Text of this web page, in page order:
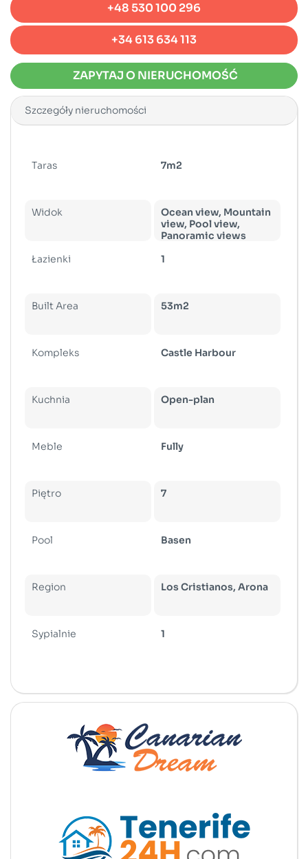
+48 530 100 296
+34 613 634 113
ZAPYTAJ O NIERUCHOMOŚĆ
Szczegóły nieruchomości
Taras 7m2
Widok
Ocean view, Mountain
view, Pool view,
Panoramic views
Łazienki
1
Built Area 53m2
Kompleks Castle Harbour
Kuchnia Open-plan
Meble Fully
Piętro 7
Pool Basen
Region Los Cristianos, Arona
Sypialnie 1